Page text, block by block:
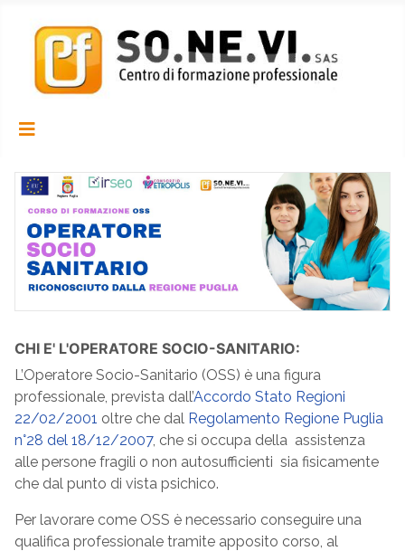
CHI E' L'OPERATORE SOCIO-SANITARIO:
L’Operatore Socio-Sanitario (OSS) è una figura
professionale, prevista dall’Accordo Stato Regioni
22/02/2001 oltre che dal Regolamento Regione Puglia
n°28 del 18/12/2007, che si occupa della assistenza
alle persone fragili o non autosufficienti sia fisicamente
che dal punto di vista psichico.
Per lavorare come OSS è necessario conseguire una
qualifica professionale tramite apposito corso, al